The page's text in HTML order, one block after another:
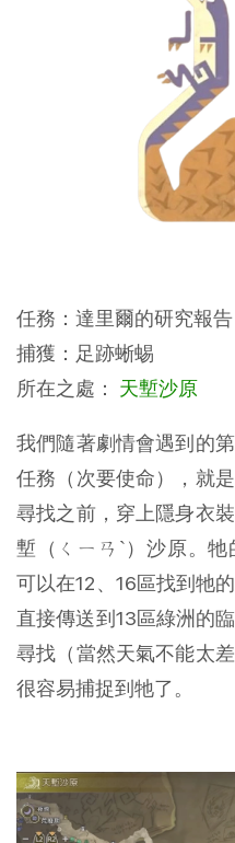
任務：達里爾的研究報告
捕獲：足跡蜥蜴
所在之處：
天塹沙原
我們隨著劇情會遇到的
任務（次要使命），就
尋找之前，穿上隱身衣
塹（ㄑㄧㄢˋ）沙原。
可以在12、16區找到牠
直接傳送到13區綠洲的
尋找（當然天氣不能太
很容易捕捉到牠了。